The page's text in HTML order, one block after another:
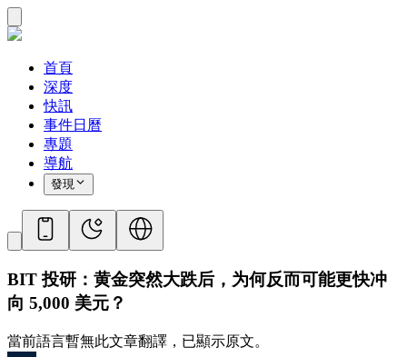
首頁
深度
快訊
事件日曆
專題
導航
發現
BIT 投研：黄金突然大跌后，为何反而可能更快冲
向 5,000 美元？
當前語言暫無此文章翻譯，已顯示原文。